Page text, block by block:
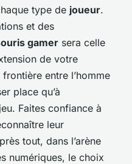
type de joueur.
et des
gamer sera celle
de votre
entre l’homme
place qu’à
Faites confiance à
leur
tout, dans l’arène
numériques, le choix